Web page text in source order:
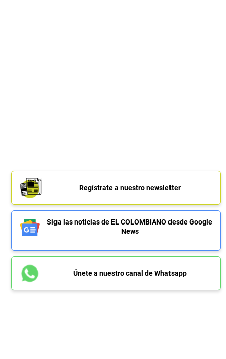
Regístrate a nuestro newsletter
Siga las noticias de EL COLOMBIANO desde Google
News
Únete a nuestro canal de Whatsapp